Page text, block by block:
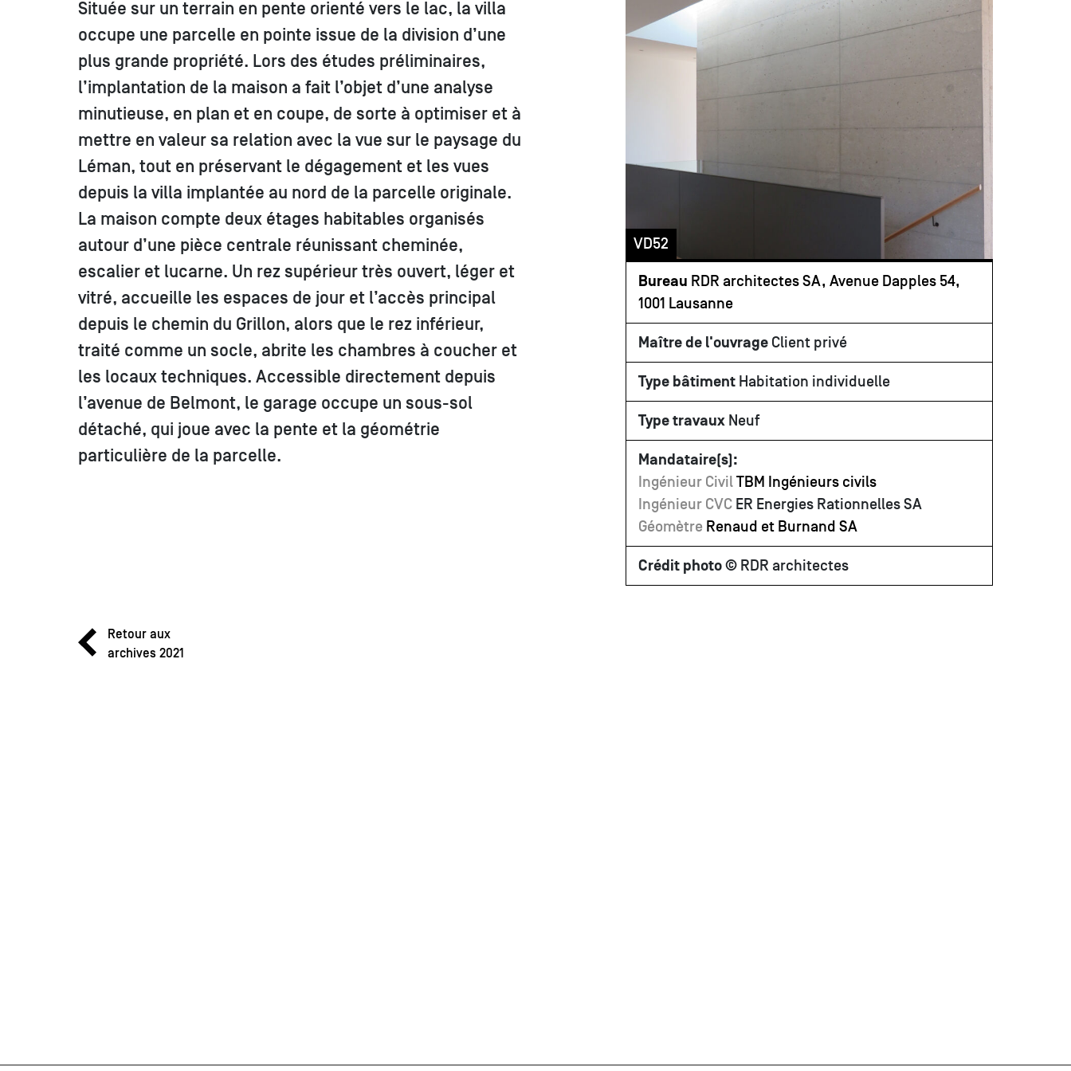
Située sur un terrain en pente orienté vers le lac, la villa
occupe une parcelle en pointe issue de la division d’une
plus grande propriété. Lors des études préliminaires,
l’implantation de la maison a fait l’objet d’une analyse
minutieuse, en plan et en coupe, de sorte à optimiser et à
mettre en valeur sa relation avec la vue sur le paysage du
Léman, tout en préservant le dégagement et les vues
depuis la villa implantée au nord de la parcelle originale.
La maison compte deux étages habitables organisés
autour d’une pièce centrale réunissant cheminée,
escalier et lucarne. Un rez supérieur très ouvert, léger et
vitré, accueille les espaces de jour et l’accès principal
depuis le chemin du Grillon, alors que le rez inférieur,
traité comme un socle, abrite les chambres à coucher et
les locaux techniques. Accessible directement depuis
l’avenue de Belmont, le garage occupe un sous-sol
détaché, qui joue avec la pente et la géométrie
particulière de la parcelle.
VD52
Bureau RDR architectes SA, Avenue Dapples 54,
1001 Lausanne
Maître de l'ouvrage Client privé
Type bâtiment Habitation individuelle
Type travaux Neuf
Mandataire(s):
Ingénieur CivilTBM Ingénieurs civils
Ingénieur CVC ER Energies Rationnelles SA
Géomètre Renaud et Burnand SA
Crédit photo© RDR architectes
Retour aux
archives 2021